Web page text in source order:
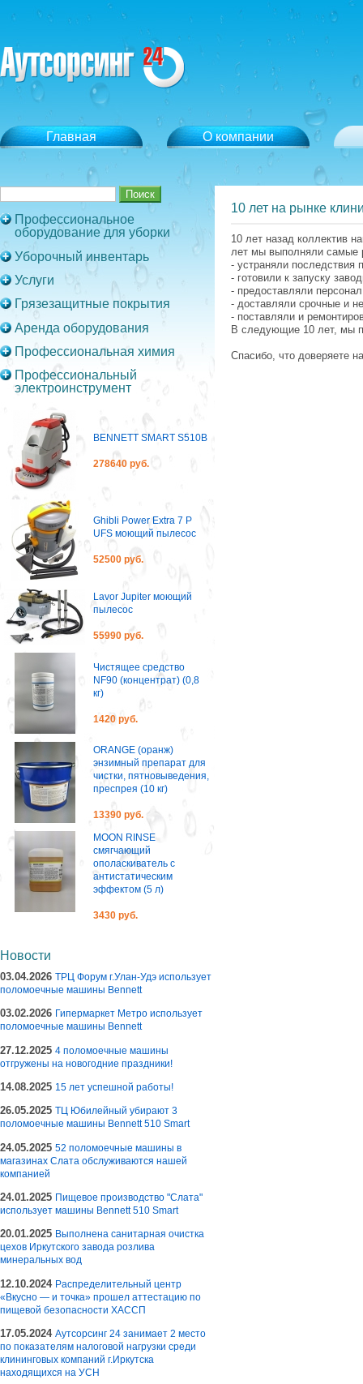
Главная О компании
Профессиональное
оборудование для уборки
Уборочный инвентарь
Услуги
Грязезащитные покрытия
Аренда оборудования
Профессиональная химия
Профессиональный
электроинструмент
BENNETT SMART S510B
278640 руб.
Ghibli Power Extra 7 P
UFS моющий пылесос
52500 руб.
Lavor Jupiter моющий
пылесос
55990 руб.
Чистящее средство
NF90 (концентрат) (0,8
кг)
1420 руб.
ORANGE (оранж)
энзимный препарат для
чистки, пятновыведения,
преспрея (10 кг)
13390 руб.
MOON RINSE
смягчающий
ополаскиватель с
антистатическим
эффектом (5 л)
3430 руб.
Новости
03.04.2026 ТРЦ Форум г.Улан-Удэ использует
поломоечные машины Bennett
03.02.2026 Гипермаркет Метро использует
поломоечные машины Bennett
27.12.2025 4 поломоечные машины
отгружены на новогодние праздники!
14.08.2025 15 лет успешной работы!
26.05.2025 ТЦ Юбилейный убирают 3
поломоечные машины Bennett 510 Smart
24.05.2025 52 поломоечные машины в
магазинах Слата обслуживаются нашей
компанией
24.01.2025 Пищевое производство "Слата"
использует машины Bennett 510 Smart
20.01.2025 Выполнена санитарная очистка
цехов Иркутского завода розлива
минеральных вод
12.10.2024 Распределительный центр
«Вкусно — и точка» прошел аттестацию по
пищевой безопасности ХАССП
17.05.2024 Аутсорсинг 24 занимает 2 место
по показателям налоговой нагрузки среди
клининговых компаний г.Иркутска
находящихся на УСН
10 лет на рынке
10 лет назад коллектив
лет мы выполняли самые
- устраняли последствия
- готовили к запуску
- предоставляли
- доставляли срочные и
- поставляли и
В следующие 10 лет, мы
Спасибо, что доверяете